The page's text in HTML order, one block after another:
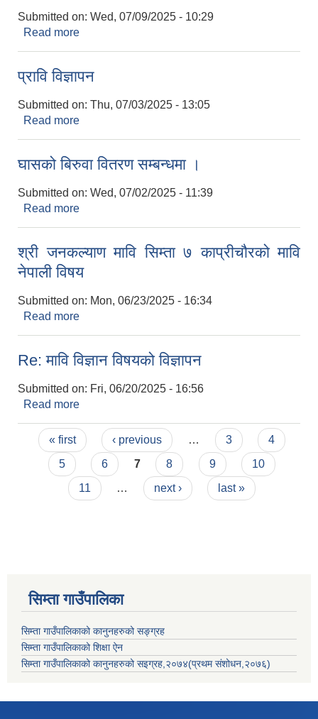
Submitted on: Wed, 07/09/2025 - 10:29
Read more
प्रावि विज्ञापन
Submitted on: Thu, 07/03/2025 - 13:05
Read more
घासको बिरुवा वितरण सम्बन्धमा ।
Submitted on: Wed, 07/02/2025 - 11:39
Read more
श्री जनकल्याण मावि सिम्ता ७ काप्रीचौरको मावि
नेपाली विषय
Submitted on: Mon, 06/23/2025 - 16:34
Read more
Re: मावि विज्ञान विषयको विज्ञापन
Submitted on: Fri, 06/20/2025 - 16:56
Read more
Pages
« first ‹ previous … 3
4
5
6 7 8 9
10
11
… next › last »
सिम्ता गाउँपालिका
सिम्ता गाउँपालिकाको कानुनहरुको सङ्ग्रह
सिम्ता गाउँपालिकाको शिक्षा ऐन
सिम्ता गाउँपालिकाको कानुनहरुको सइग्रह,२०७४(प्रथम संशोधन,२०७६)